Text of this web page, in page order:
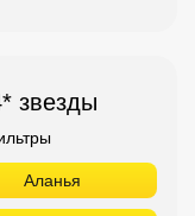
звезды
Аланья